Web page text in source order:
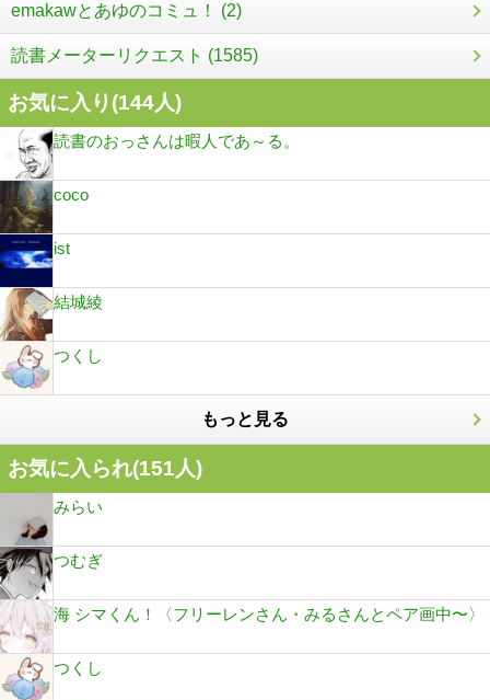
emakawとあゆのコミュ！ (2)
読書メーターリクエスト (1585)
お気に入り(144人)
読書のおっさんは暇人であ～る。
coco
ist
結城綾
つくし
もっと見る
お気に入られ(151人)
みらい
つむぎ
海 シマくん！〈フリーレンさん・みるさんとペア画中〜〉
つくし